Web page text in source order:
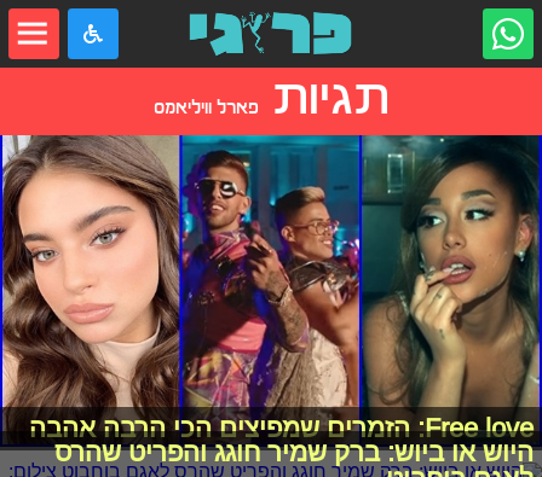
תגיות פארל וויליאמס
Free love: הזמרים שמפיצים הכי הרבה אהבה
היוש או ביוש: ברק שמיר חוגג והפריט שהרס